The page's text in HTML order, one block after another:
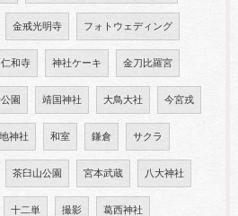
金戒光明寺 フォトウェディング
仁和寺 神社ケーキ 金刀比羅宮
園 靖国神社 大鳥大社 今宮戎
神社 和室 鎌倉 サクラ
茶臼山公園 宮本武蔵 八大神社
十二単 撮影 葛西神社